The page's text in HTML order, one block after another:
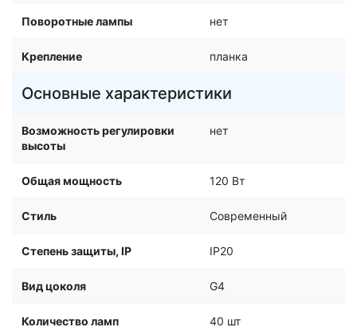
Поворотные лампы нет
Крепление планка
Основные характеристики
Возможность регулировки
высоты
нет
Общая мощность 120 Вт
Стиль Современный
Степень защиты, IP IP20
Вид цоколя G4
Количество ламп 40 шт